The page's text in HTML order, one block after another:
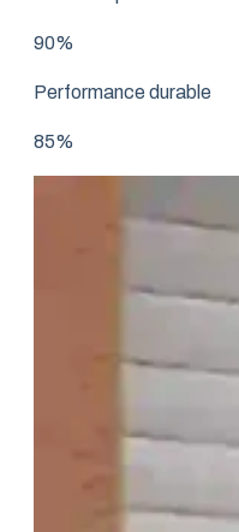
90%
Performance durable
85%